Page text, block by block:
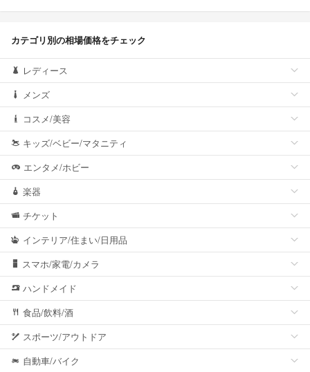
カテゴリ別の相場価格をチェック
レディース
メンズ
コスメ/美容
キッズ/ベビー/マタニティ
エンタメ/ホビー
楽器
チケット
インテリア/住まい/日用品
スマホ/家電/カメラ
ハンドメイド
食品/飲料/酒
スポーツ/アウトドア
自動車/バイク